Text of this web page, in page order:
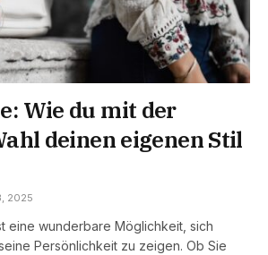
Wie du mit der
deinen eigenen Stil
2025
eine wunderbare Möglichkeit, sich
Persönlichkeit zu zeigen. Ob Sie